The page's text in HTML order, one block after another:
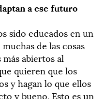
a ese futuro
sido educados en un
de las cosas
abiertos al
quieren que los
y hagan lo que ellos
y bueno. Esto es un